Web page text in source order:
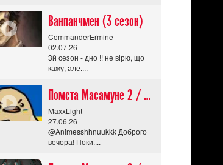
Ванпанчмен (3 сезон)
CommanderErmine
02.07.26
3й сезон - дно !! не вірю, що
кажу, але....
Помста Масамуне 2 / Masamune-kun no Revenge R
MaxxLight
27.06.26
@Animesshhnuukkk Доброго
вечора! Поки....